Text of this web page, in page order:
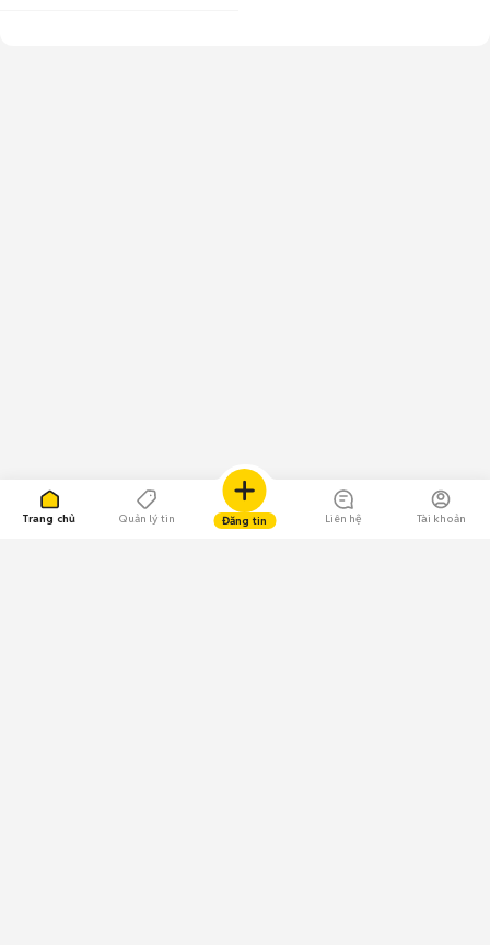
Trang chủ Quản lý tin Đăng tin Liên hệ Tài khoản